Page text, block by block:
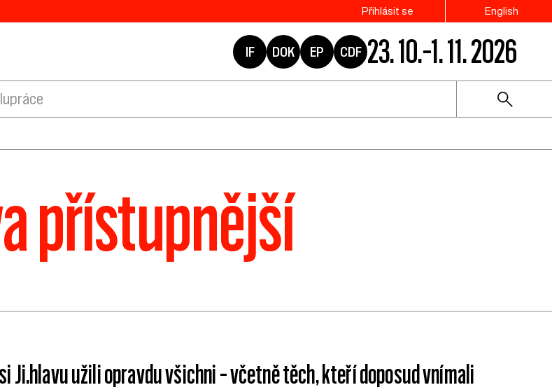
Přihlásit se English
IF DOK EP CDF 23. 10.–1. 11. 2026
přístupnější
Ji.hlavu užili opravdu všichni – včetně těch, kteří doposud vnímali